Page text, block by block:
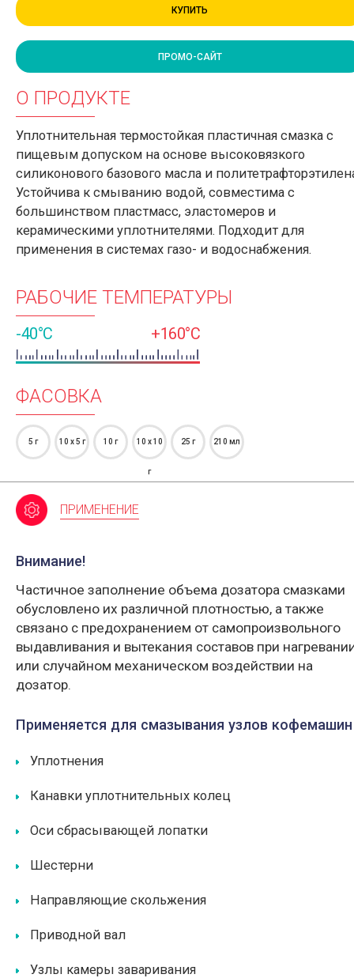
КУПИТЬ
ПРОМО-САЙТ
О ПРОДУКТЕ
Уплотнительная термостойкая пластичная смазка с
пищевым допуском на основе высоковязкого
силиконового базового масла и
Устойчива к смыванию водой, совместима с
большинством пластмасс, эластомеров и
керамическими уплотнителями. Подходит для
применения в системах газо- и водоснабжения.
РАБОЧИЕ ТЕМПЕРАТУРЫ
-40°C +160°C
ФАСОВКА
5 г 10 х 5 г 10 г 10 x 10
г
25 г 210 мл
ПРИМЕНЕНИЕ
Внимание!
Частичное заполнение объема дозатора смазками
обусловлено их различной плотностью, а также
связано с предохранением от самопроизвольного
выдавливания и вытекания составов при
или случайном механическом воздействии на
дозатор.
Применяется для смазывания узлов кофемашин
Уплотнения
Канавки уплотнительных колец
Оси сбрасывающей лопатки
Шестерни
Направляющие скольжения
Приводной вал
Узлы камеры заваривания